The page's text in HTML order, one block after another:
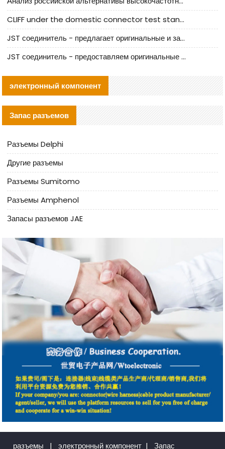
CLIFF under the domestic connector test standard update
JST соединитель - предлагает оригинальные и заменяющие JST NSHR-02V-S соединители
JST соединитель - предоставляем оригинальные JST GHR-09V-S соединители и их аналоги
электронный компонент
Запас разъемов
Разъемы Delphi
Другие разъемы
Разъемы Sumitomo
Разъемы Amphenol
Запасы разъемов JAE
разъемы | электронный компонент | Запас